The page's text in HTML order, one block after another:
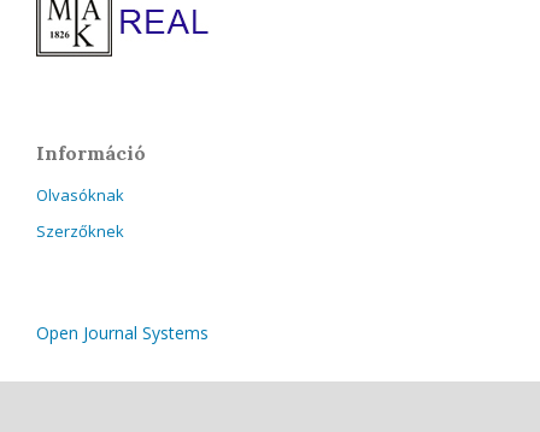
Információ
Olvasóknak
Szerzőknek
Open Journal Systems